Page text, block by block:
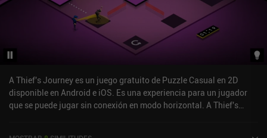
A Thief's Journey es un juego gratuito de Puzzle Casual en 2D
disponible en Android e iOS. Es una experiencia para un jugador
que se puede jugar sin conexión en modo horizontal. A Thief's